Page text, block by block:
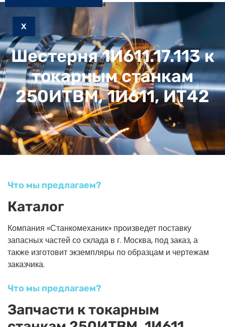
Запчасти к станкам
X
Шестерня 1И611.17.113 к
токарным станкам
250ИТВМ, 1И611, ИТ42
Что мы предлагаем?
Каталог
Компания «Станкомеханик» произведет поставку
запасных частей со склада в г. Москва, под заказ, а
также изготовит экземпляры по образцам и чертежам
заказчика.
Что мы предлагаем?
Запчасти к токарным